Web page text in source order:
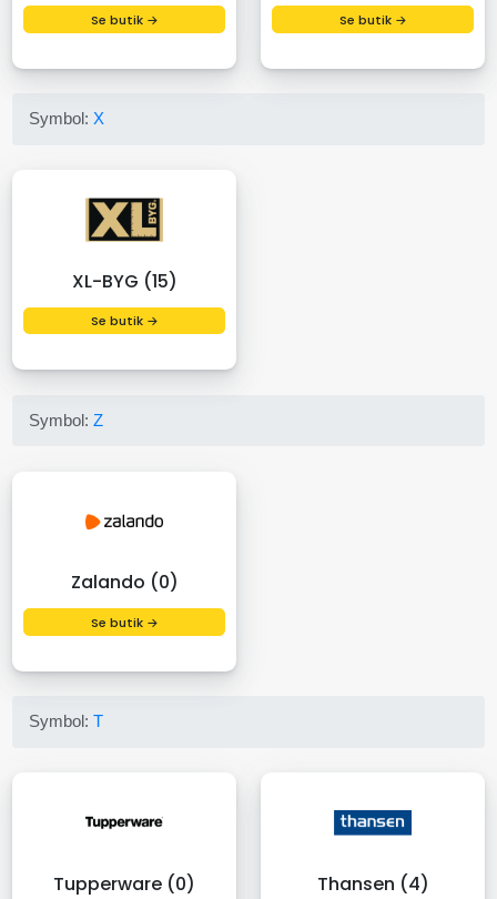
Se butik → Se butik →
Symbol: X
XL-BYG (15)
Se butik →
Symbol:Z
Zalando (0)
Se butik →
Symbol:T
Tupperware (0) Thansen (4)